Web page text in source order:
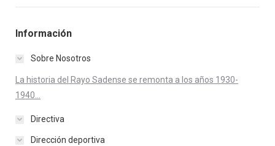
Información
Sobre Nosotros
La historia del Rayo Sadense se remonta a los años 1930-
1940...
Directiva
Dirección deportiva